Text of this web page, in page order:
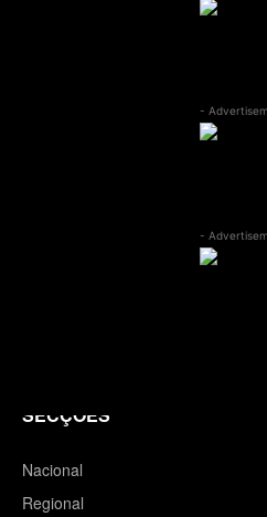
-
-
SECÇÕES
Nacional
Regional